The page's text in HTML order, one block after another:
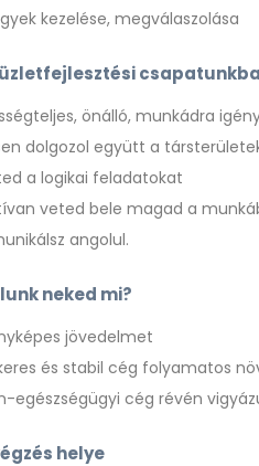
kezelése, megválaszolása
önálló, munkádra
dolgozol együtt a
a logikai feladatokat
veted bele magad a
angolul.
neked mi?
jövedelmet
és stabil cég folyamatos
egészségügyi cég révén
helye